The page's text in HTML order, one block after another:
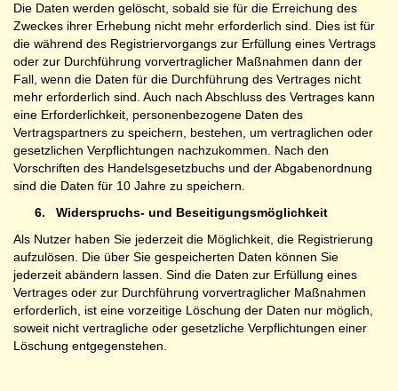
Die Daten werden gelöscht, sobald sie für die Erreichung des
Zweckes ihrer Erhebung nicht mehr erforderlich sind. Dies ist für
die während des Registriervorgangs zur Erfüllung eines Vertrags
oder zur Durchführung vorvertraglicher Maßnahmen dann der
Fall, wenn die Daten für die Durchführung des Vertrages nicht
mehr erforderlich sind. Auch nach Abschluss des Vertrages kann
eine Erforderlichkeit, personenbezogene Daten des
Vertragspartners zu speichern, bestehen, um vertraglichen oder
gesetzlichen Verpflichtungen nachzukommen. Nach den
Vorschriften des Handelsgesetzbuchs und der Abgabenordnung
sind die Daten für 10 Jahre zu speichern.
6. Widerspruchs- und Beseitigungsmöglichkeit
Als Nutzer haben Sie jederzeit die Möglichkeit, die Registrierung
aufzulösen. Die über Sie gespeicherten Daten können Sie
jederzeit abändern lassen. Sind die Daten zur Erfüllung eines
Vertrages oder zur Durchführung vorvertraglicher Maßnahmen
erforderlich, ist eine vorzeitige Löschung der Daten nur möglich,
soweit nicht vertragliche oder gesetzliche Verpflichtungen einer
Löschung entgegenstehen.